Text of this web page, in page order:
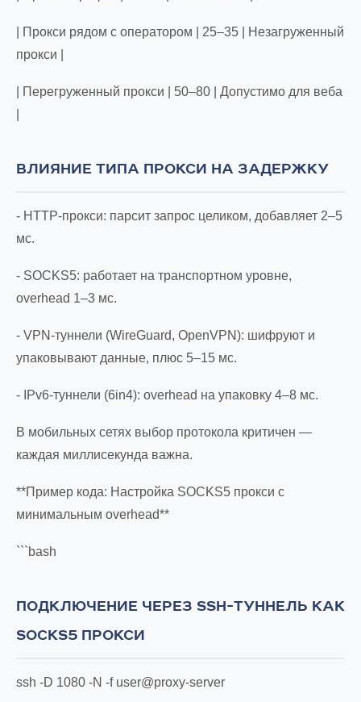
| Прокси рядом с оператором | 25–35 | Незагруженный
прокси |
| Перегруженный прокси | 50–80 | Допустимо для веба
ВЛИЯНИЕ ТИПА ПРОКСИ НА ЗАДЕРЖКУ
- HTTP-прокси: парсит запрос целиком, добавляет 2–5
мс.
- SOCKS5: работает на транспортном уровне,
overhead 1–3 мс.
- VPN-туннели (WireGuard, OpenVPN): шифруют и
упаковывают данные, плюс 5–15 мс.
- IPv6-туннели (6in4): overhead на упаковку 4–8 мс.
В мобильных сетях выбор протокола критичен —
каждая миллисекунда важна.
**Пример кода: Настройка SOCKS5 прокси с
минимальным overhead**
```bash
ПОДКЛЮЧЕНИЕ ЧЕРЕЗ SSH-ТУННЕЛЬ КАК
SOCKS5 ПРОКСИ
ssh -D 1080 -N -f user@proxy-server